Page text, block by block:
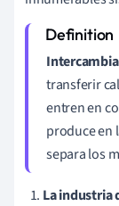
transferir
entren en
produce en
separa los
La industria